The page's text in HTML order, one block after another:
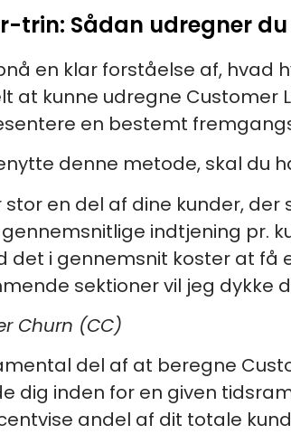
trin: Sådan udregner
en klar forståelse af, hvad
at kunne udregne Customer
en bestemt
denne metode, skal du
stor en del af dine kunder,
indtjening pr.
det i gennemsnit koster at få
sektioner vil jeg dykke
Churn (CC)
del af at beregne
dig inden for en given
andel af dit totale